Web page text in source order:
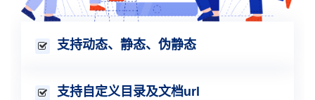
支持动态、静态、伪静态
支持自定义目录及文档url